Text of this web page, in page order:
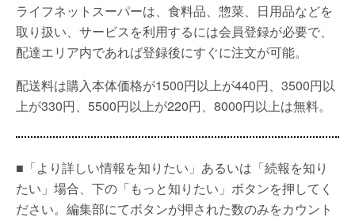
ライフネットスーパーは、食料品、惣菜、日用品などを
取り扱い、サービスを利用するには会員登録が必要で、
配達エリア内であれば登録後にすぐに注文が可能。
配送料は購入本体価格が1500円以上が440円、3500円以
上が330円、5500円以上が220円、8000円以上は無料。
■「より詳しい情報を知りたい」あるいは「続報を知り
たい」場合、下の「もっと知りたい」ボタンを押してく
ださい。編集部にてボタンが押された数のみをカウント